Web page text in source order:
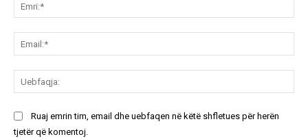
Ruaj emrin tim, email dhe uebfaqen në këtë shfletues për herën
tjetër që komentoj.